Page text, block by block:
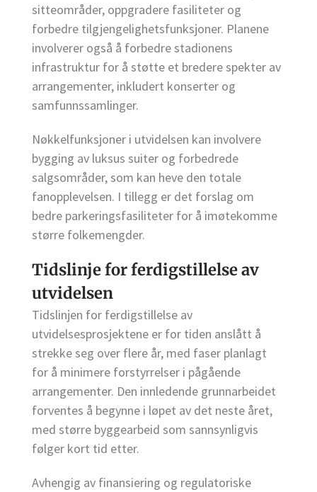
sitteområder, oppgradere fasiliteter og
forbedre tilgjengelighetsfunksjoner. Planene
involverer også å forbedre stadionens
infrastruktur for å støtte et bredere spekter av
arrangementer, inkludert konserter og
samfunnssamlinger.
Nøkkelfunksjoner i utvidelsen kan involvere
bygging av luksus suiter og forbedrede
salgsområder, som kan heve den totale
fanopplevelsen. I tillegg er det forslag om
bedre parkeringsfasiliteter for å imøtekomme
større folkemengder.
Tidslinje for ferdigstillelse av
utvidelsen
Tidslinjen for ferdigstillelse av
utvidelsesprosjektene er for tiden anslått å
strekke seg over flere år, med faser planlagt
for å minimere forstyrrelser i pågående
arrangementer. Den innledende grunnarbeidet
forventes å begynne i løpet av det neste året,
med større byggearbeid som sannsynligvis
følger kort tid etter.
Avhengig av finansiering og regulatoriske